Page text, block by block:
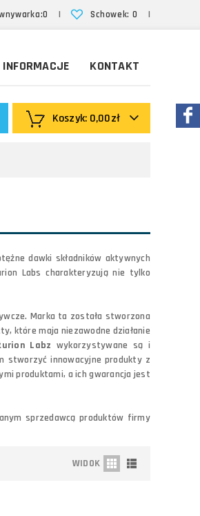
Schowek: 0 |
0 |
INFORMACJE KONTAKT
Koszyk: 0,00zł
dawki składników aktywnych
Labs charakteryzują nie tylko
Marka ta została stworzona
które maja niezawodne działanie
Labz wykorzystywane są i
stworzyć innowacyjne produkty z
produktami, a ich gwarancja jest
sprzedawcą produktów firmy
WIDOK